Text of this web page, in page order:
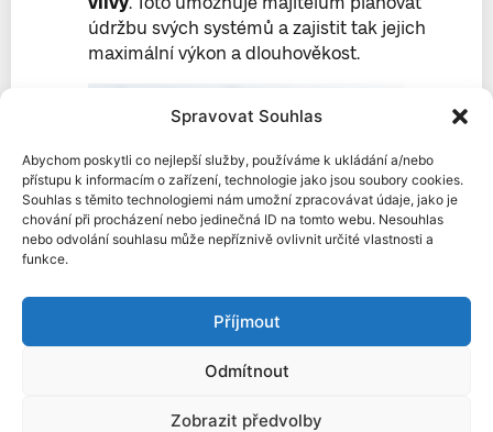
Spravovat Souhlas
Abychom poskytli co nejlepší služby, používáme k ukládání a/nebo
přístupu k informacím o zařízení, technologie jako jsou soubory cookies.
Souhlas s těmito technologiemi nám umožní zpracovávat údaje, jako je
chování při procházení nebo jedinečná ID na tomto webu. Nesouhlas
nebo odvolání souhlasu může nepříznivě ovlivnit určité vlastnosti a
funkce.
Příjmout
Odmítnout
Zobrazit předvolby
údržbu svých systémů a zajistit tak jejich
maximální výkon a dlouhověkost.
Výhody vzdáleného monitoringu
fotovoltaiky jsou tak značné, že mnoho
elektráren po celém světě přechází na
ve výhodách pro životní